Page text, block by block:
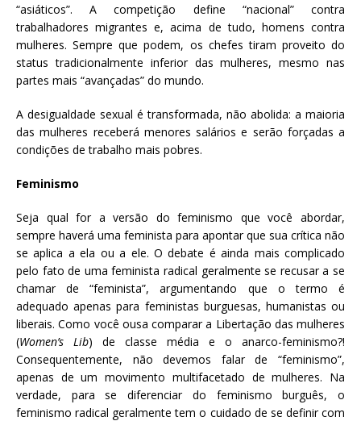
“asiáticos”. A competição define “nacional” contra
trabalhadores migrantes e, acima de tudo, homens contra
mulheres. Sempre que podem, os chefes tiram proveito do
status tradicionalmente inferior das mulheres, mesmo nas
partes mais “avançadas” do mundo.
A desigualdade sexual é transformada, não abolida: a maioria
das mulheres receberá menores salários e serão forçadas a
condições de trabalho mais pobres.
Feminismo
Seja qual for a versão do feminismo que você abordar,
sempre haverá uma feminista para apontar que sua crítica não
se aplica a ela ou a ele. O debate é ainda mais complicado
pelo fato de uma feminista radical geralmente se recusar a se
chamar de “feminista”, argumentando que o termo é
adequado apenas para feministas burguesas, humanistas ou
liberais. Como você ousa comparar a Libertação das mulheres
(Women’s Lib) de classe média e o anarco-feminismo?!
Consequentemente, não devemos falar de “feminismo”,
apenas de um movimento multifacetado de mulheres. Na
verdade, para se diferenciar do feminismo burguês, o
feminismo radical geralmente tem o cuidado de se definir com